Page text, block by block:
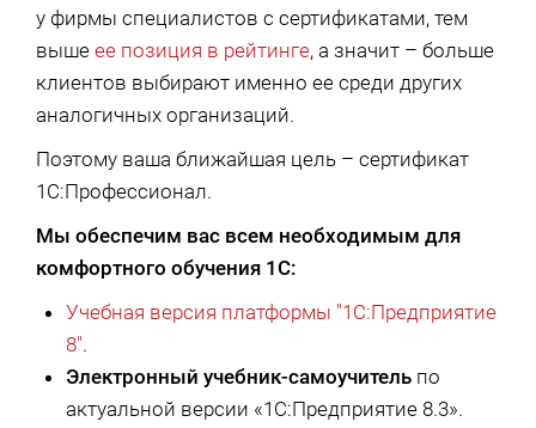
у фирмы специалистов с сертификатами, тем
выше ее позиция в рейтинге, а значит – больше
клиентов выбирают именно ее среди других
аналогичных организаций.
Поэтому ваша ближайшая цель – сертификат
1С:Профессионал.
Мы обеспечим вас всем необходимым для
комфортного обучения 1С:
Учебная версия платформы "1С:Предприятие
8".
Электронный учебник-самоучитель по
актуальной версии «1С:Предприятие 8.3».